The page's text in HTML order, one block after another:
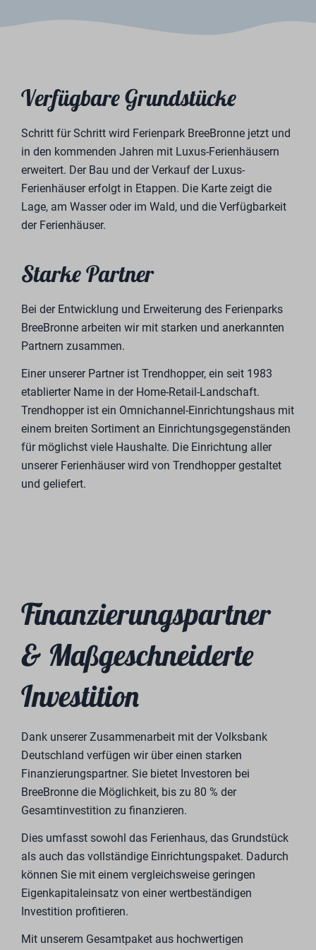
Datenschutzbestimmungen
Lange Heide 9
5993 PB Maasbree
Tel. +31 (0)77 7201933
E-mail Eigenwoning@breebronne.nl
Kvk12016707
BTW0038.12.789.B01
Verfügbare Grundstücke
Schritt für Schritt wird Ferienpark BreeBronne jetzt und
in den kommenden Jahren mit Luxus-Ferienhäusern
erweitert. Der Bau und der Verkauf der Luxus-
Ferienhäuser erfolgt in Etappen. Die Karte zeigt die
der Ferienhäuser.
Starke Partner
BreeBronne arbeiten wir mit starken und anerkannten
Partnern zusammen.
Einer unserer Partner ist Trendhopper, ein seit 1983
etablierter Name in der Home-Retail-Landschaft.
einem breiten Sortiment an Einrichtungsgegenständen